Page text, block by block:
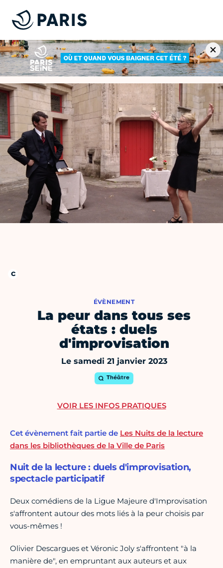
ÉVÈNEMENT
La peur dans tous ses
états : duels
d'improvisation
Le samedi 21 janvier 2023
Théâtre
Cet évènement fait partie de Les Nuits de la lecture
dans les bibliothèques de la Ville de Paris
Nuit de la lecture : duels d'improvisation,
spectacle participatif
Deux comédiens de la Ligue Majeure d'Improvisation
s'affrontent autour des mots liés à la peur choisis par
vous-mêmes !
Olivier Descargues et Véronic Joly s'affrontent "à la
manière de", en empruntant aux auteurs et aux
VOIR LES INFOS PRATIQUES